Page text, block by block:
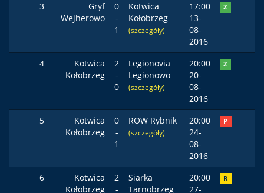
3
Gryf
Wejherowo
0
-
1
Kotwica
Kołobrzeg
(szczegóły)
17:00
13-
08-
2016
Z
4
Kotwica
Kołobrzeg
2
-
0
Legionovia
Legionowo
(szczegóły)
20:00
20-
08-
2016
Z
5
Kotwica
Kołobrzeg
0
-
1
ROW Rybnik
(szczegóły)
20:00
24-
08-
2016
P
6
Kotwica
Kołobrzeg
2
-
Siarka
Tarnobrzeg
20:00
27-
R